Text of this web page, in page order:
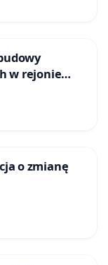
w rejonie
o zmianę